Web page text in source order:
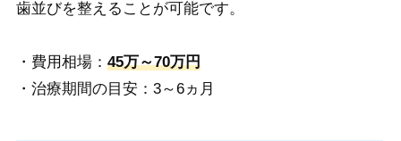
歯並びを整えることが可能です。
・費用相場： 45万～70万円
・治療期間の目安：3～6ヵ月